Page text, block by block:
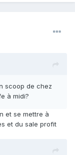
scoop de chez
à midi?
et se mettre à
et du sale profit